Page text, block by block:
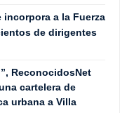
incorpora a la Fuerza
de dirigentes
ReconocidosNet
cartelera de
urbana a Villa